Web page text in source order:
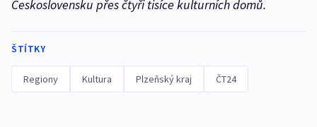
Československu přes čtyři tisíce kulturních domů.
ŠTÍTKY
Regiony Kultura Plzeňský kraj ČT24